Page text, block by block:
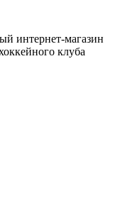
интернет-магазин
клуба